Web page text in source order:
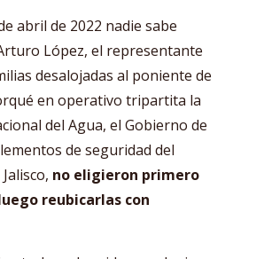
abril de 2022 nadie sabe
López, el representante
desalojadas al poniente de
en operativo tripartita la
del Agua, el Gobierno de
de seguridad del
no eligieron primero
reubicarlas con